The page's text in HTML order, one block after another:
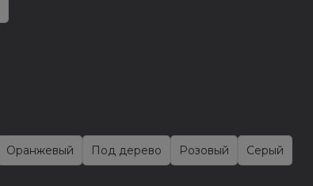
Оранжевый Под дерево Розовый Серый